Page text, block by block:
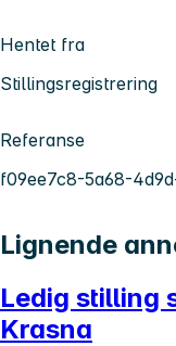
Hentet fra
Stillingsregistrering
Referanse
f09ee7c8-5a68-
Lignende
Ledig stilling
Krasna